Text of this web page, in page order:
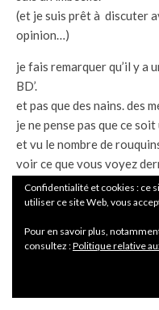
(et je suis prêt à discuter
opinion…)
je fais remarquer qu’il y a
BD’.
et pas que des nains. des
je ne pense pas que ce
et vu le nombre de
voir ce que vous voyez
et je dis pourquoi… à mon
mais peut être vous
explication ?
et justement mon job ici,
Confidentialité et cookies : ce
utiliser ce site Web, vous
Pour en savoir plus,
consultez :Politique relative